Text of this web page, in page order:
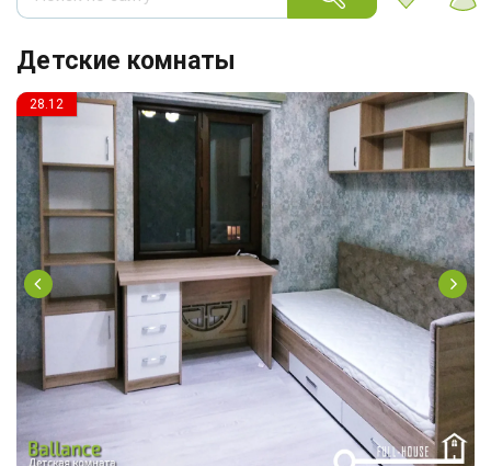
Детские комнаты
28.12